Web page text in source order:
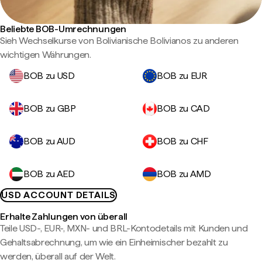
Beliebte BOB-Umrechnungen
Sieh Wechselkurse von Bolivianische Bolivianos zu anderen
wichtigen Währungen.
BOB zu USD
BOB zu EUR
BOB zu GBP BOB zu CAD
BOB zu AUD BOB zu CHF
BOB zu AED
BOB zu AMD
USD ACCOUNT DETAILS
Erhalte Zahlungen von überall
Teile USD-, EUR-, MXN- und BRL-Kontodetails mit Kunden und
Gehaltsabrechnung, um wie ein Einheimischer bezahlt zu
werden, überall auf der Welt.